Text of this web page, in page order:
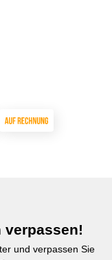
verpassen!
und verpassen Sie